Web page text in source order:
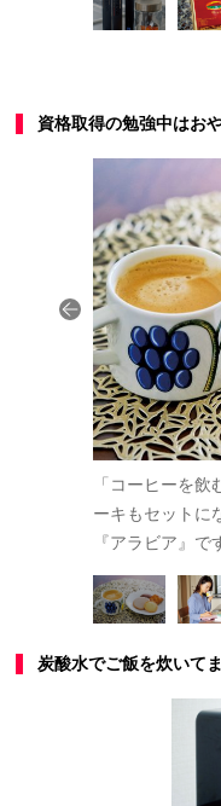
資格取得の勉強中はお
「コーヒーを
ーキもセットに
『アラビア』で
炭酸水でご飯を炊いて